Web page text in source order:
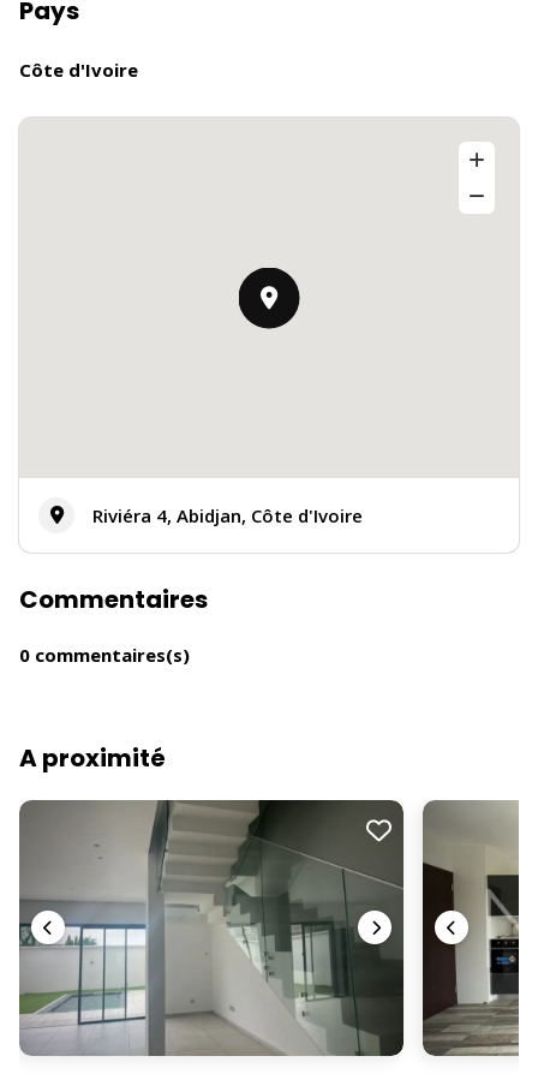
Pays
Côte d'Ivoire
Riviéra 4, Abidjan, Côte d'Ivoire
Commentaires
0 commentaires(s)
A proximité